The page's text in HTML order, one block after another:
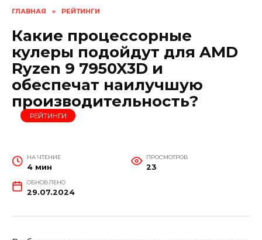
ГЛАВНАЯ » РЕЙТИНГИ
Какие процессорные
кулеры подойдут для AMD
Ryzen 9 7950X3D и
обеспечат наилучшую
производительность?
РЕЙТИНГИ
НА ЧТЕНИЕ
4 мин
ПРОСМОТРОВ
23
ОБНОВЛЕНО
29.07.2024